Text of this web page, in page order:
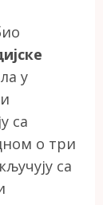
у
са
о три
са